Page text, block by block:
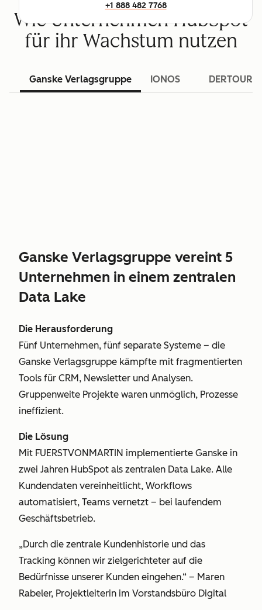
+1 888 482 7768
Wie Unternehmen HubSpot
für ihr Wachstum nutzen
Ganske Verlagsgruppe IONOS DERTOUR
Ganske Verlagsgruppe vereint 5
Unternehmen in einem zentralen
Data Lake
Die Herausforderung
Fünf Unternehmen, fünf separate Systeme – die
Ganske Verlagsgruppe kämpfte mit fragmentierten
Tools für CRM, Newsletter und Analysen.
Gruppenweite Projekte waren unmöglich, Prozesse
ineffizient.
Die Lösung
Mit FUERSTVONMARTIN implementierte Ganske in
zwei Jahren HubSpot als zentralen Data Lake. Alle
Kundendaten vereinheitlicht, Workflows
automatisiert, Teams vernetzt – bei laufendem
Geschäftsbetrieb.
„Durch die zentrale Kundenhistorie und das
Tracking können wir zielgerichteter auf die
Bedürfnisse unserer Kunden eingehen.“ – Maren
Rabeler, Projektleiterin im Vorstandsbüro Digital